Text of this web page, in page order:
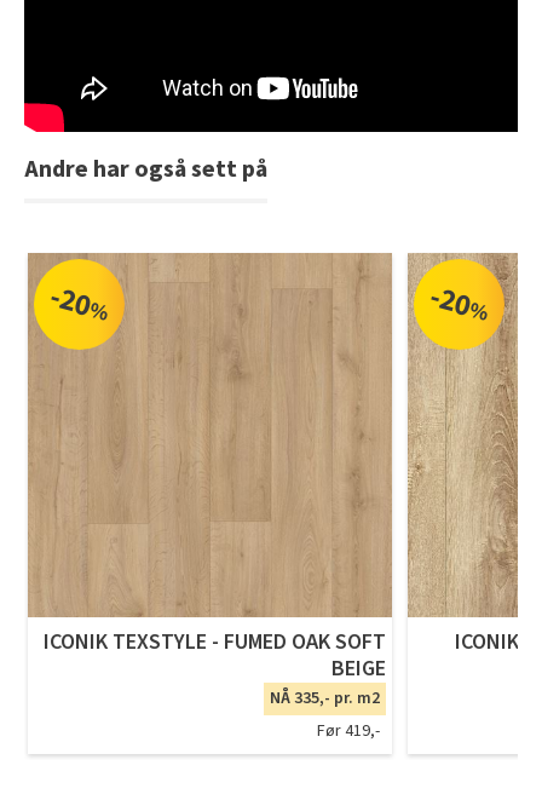
Andre har også sett på
-20%
ICONIK TEXSTYLE - FUMED OAK SOFT
BEIGE
NÅ 335,- pr. m2
Før 419,-
-20%
ICONIK